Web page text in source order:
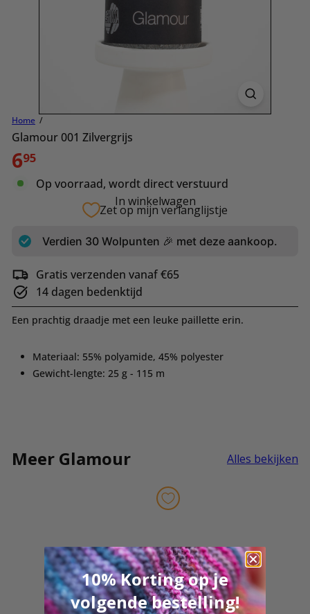
Home
Glamour 001 Zilvergrijs
Normale
prijs
695
Op voorraad, wordt direct verstuurd
In winkelwagen
Zet op mijn verlanglijstje
Verdien 30 Wolpunten 🎉 met deze aankoop.
Gratis verzenden vanaf €65
14 dagen bedenktijd
Een prachtig draadje met een leuke paillette erin.
Materiaal: 55% polyamide, 45% polyester
Gewicht-lengte: 25 g - 115 m
Meer Glamour Alles bekijken
10% Korting op je
volgende bestelling!